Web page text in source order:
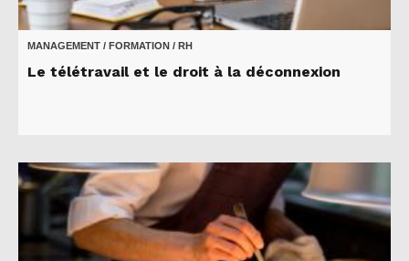
MANAGEMENT / FORMATION / RH
Le télétravail et le droit à la déconnexion